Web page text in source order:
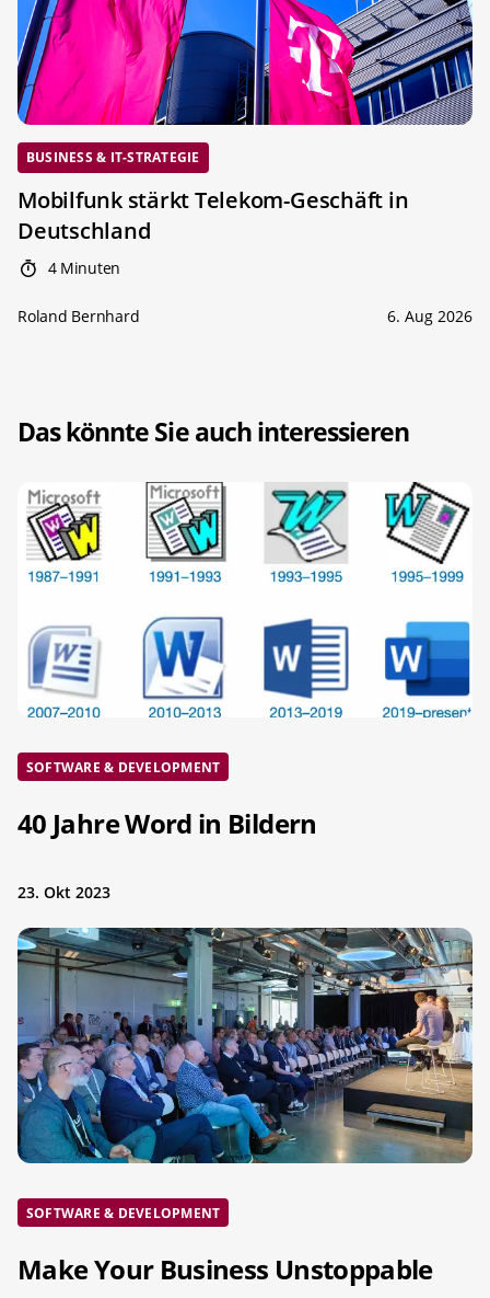
BUSINESS & IT-STRATEGIE
Mobilfunk stärkt Telekom-Geschäft in
Deutschland
4 Minuten
Roland Bernhard 6. Aug 2026
Das könnte Sie auch interessieren
SOFTWARE & DEVELOPMENT
40 Jahre Word in Bildern
23. Okt 2023
SOFTWARE & DEVELOPMENT
Make Your Business Unstoppable